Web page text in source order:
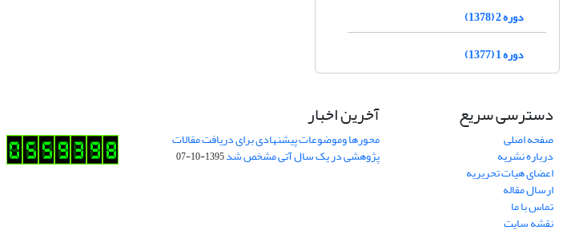
دوره 2 (1378)
دوره 1 (1377)
دسترسی سریع
صفحه اصلی
درباره نشریه
اعضای هیات تحریریه
ارسال مقاله
تماس با ما
نقشه سایت
آخرین اخبار
محورها وموضوعات پیشنهادی برای دریافت مقالات
پژوهشی در یک سال آتی مشخص شد1395-10-07